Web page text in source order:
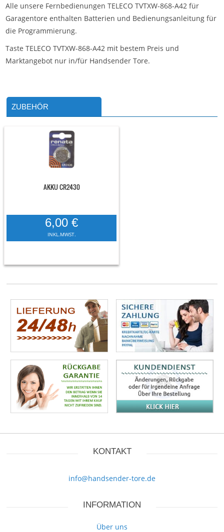
Alle unsere Fernbedienungen TELECO TVTXW-868-A42 für
Garagentore enthalten Batterien und Bedienungsanleitung für
die Programmierung.
Taste TELECO TVTXW-868-A42 mit bestem Preis und
Marktangebot nur in/für Handsender Tore.
ZUBEHÖR
AKKU CR2430
6,00 €
INKL.MWST.
KONTAKT
info@handsender-tore.de
INFORMATION
Über uns